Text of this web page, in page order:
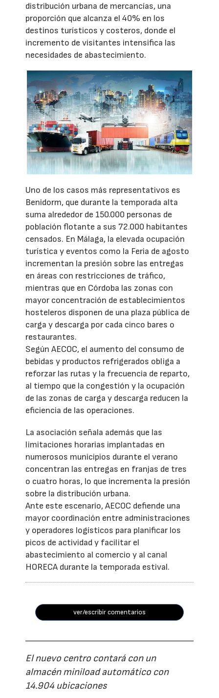
distribución urbana de mercancías, una
proporción que alcanza el 40% en los
destinos turísticos y costeros, donde el
incremento de visitantes intensifica las
necesidades de abastecimiento.
Uno de los casos más representativos es
Benidorm, que durante la temporada alta
suma alrededor de 150.000 personas de
población flotante a sus 72.000 habitantes
censados. En Málaga, la elevada ocupación
turística y eventos como la Feria de agosto
incrementan la presión sobre las entregas
en áreas con restricciones de tráfico,
mientras que en Córdoba las zonas con
mayor concentración de establecimientos
hosteleros disponen de una plaza pública de
carga y descarga por cada cinco bares o
restaurantes.
Según AECOC, el aumento del consumo de
bebidas y productos refrigerados obliga a
reforzar las rutas y la frecuencia de reparto,
al tiempo que la congestión y la ocupación
de las zonas de carga y descarga reducen la
eficiencia de las operaciones.
La asociación señala además que las
limitaciones horarias implantadas en
numerosos municipios durante el verano
concentran las entregas en franjas de tres
o cuatro horas, lo que incrementa la presión
sobre la distribución urbana.
Ante este escenario, AECOC defiende una
mayor coordinación entre administraciones
y operadores logísticos para planificar los
picos de actividad y facilitar el
abastecimiento al comercio y al canal
HORECA durante la temporada estival.
ver/escribir comentarios
El nuevo centro contará con un
almacén miniload automático con
14.904 ubicaciones